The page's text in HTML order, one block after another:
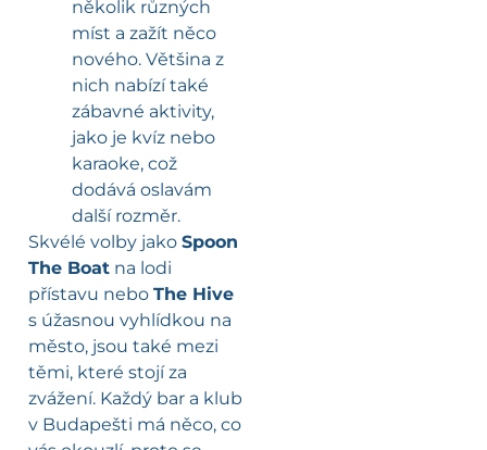
několik různých
míst a zažít něco
nového. Většina z
nich nabízí také
zábavné aktivity,
jako je kvíz nebo
karaoke, což
dodává oslavám
další rozměr.
Skvélé volby jako Spoon
The Boat na lodi
přístavu nebo The Hive
s úžasnou vyhlídkou na
město, jsou také mezi
těmi, které stojí za
zvážení. Každý bar a klub
v Budapešti má něco, co